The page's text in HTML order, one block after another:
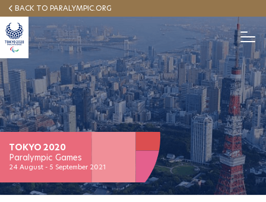
al
contenido
principal
BACK TO PARALYMPIC.ORG
TOKYO 2020
Paralympic Games
24 August - 5 September 2021
T
o
g
l
e
N
a
v
i
g
a
o
English
Español
INICIO
NOTICIAS
CALENDARIO
ACERCA
MEDALLAS
ANTORCHA
MASCOTA